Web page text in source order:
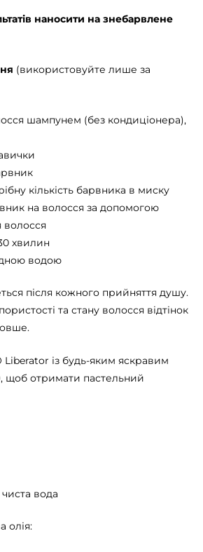
наносити на знебарвлене
(використовуйте лише за
шампунем (без кондиціонера),
кількість барвника в миску
на волосся за допомогою
волосся
хвилин
водою
після кожного прийняття душу.
та стану волосся відтінок
Liberator із будь-яким яскравим
щоб отримати пастельний
чиста вода
олія: